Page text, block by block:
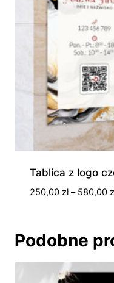
Tablica z logo
250,00 zł – 580,00
Podobne